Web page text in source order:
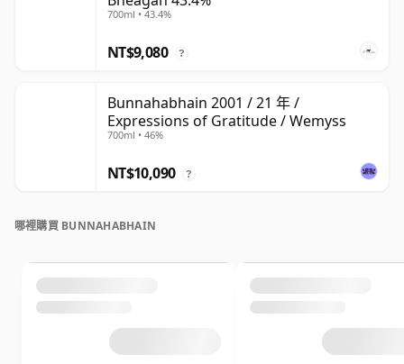
700ml • 43.4%
NT$9,080 ?
Bunnahabhain 2001 / 21 年 /
Expressions of Gratitude / Wemyss
700ml • 46%
NT$10,090 ?
哪裡購買 BUNNAHABHAIN